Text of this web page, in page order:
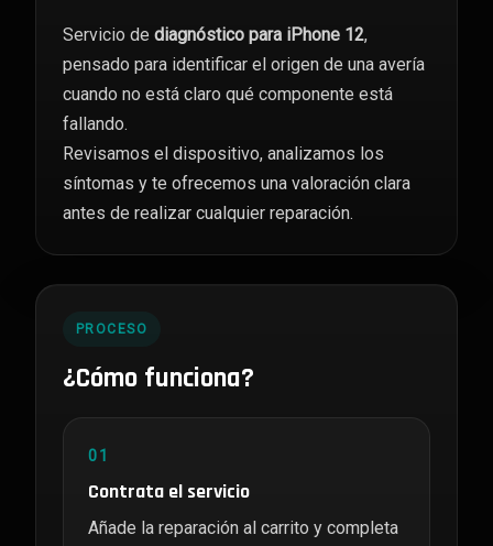
Servicio de diagnóstico para iPhone 12,
pensado para identificar el origen de una avería
cuando no está claro qué componente está
fallando.
Revisamos el dispositivo, analizamos los
síntomas y te ofrecemos una valoración clara
antes de realizar cualquier reparación.
PROCESO
¿Cómo funciona?
01
Contrata el servicio
Añade la reparación al carrito y completa